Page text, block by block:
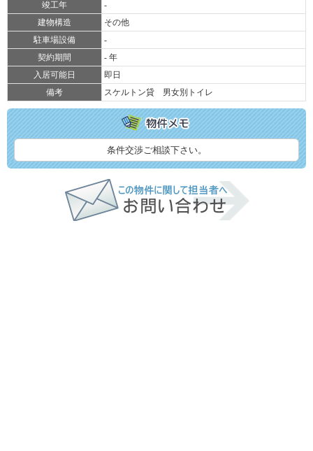
竣工年
-
建物構造
その他
駐車場設備
-
契約期間
- 年
入居可能日
即日
備考
スケルトン貸 男女別トイレ
条件交渉ご相談下さい。